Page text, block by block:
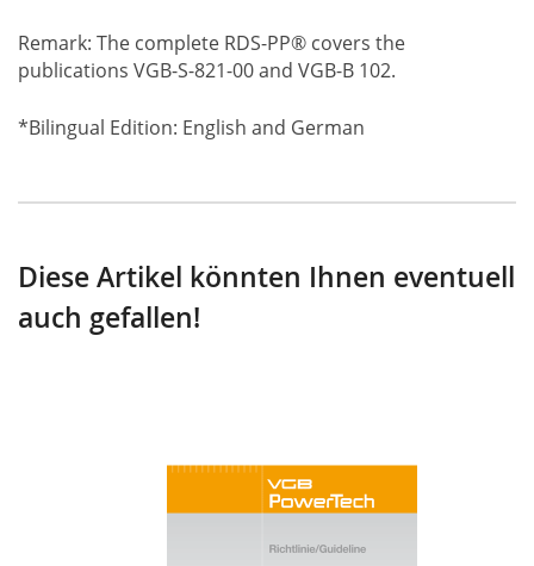
Remark: The complete RDS-PP® covers the
publications VGB-S-821-00 and VGB-B 102.
*Bilingual Edition: English and German
Diese Artikel könnten Ihnen eventuell
auch gefallen!